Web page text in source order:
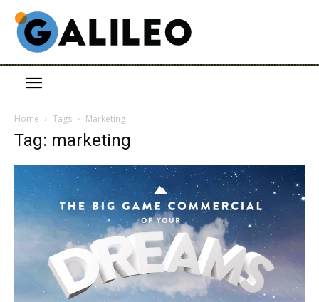
Home Tags Marketing
Tag: marketing